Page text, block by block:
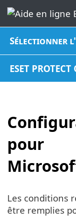
Sélectionner
ESET
pour
Les conditions
être remplies